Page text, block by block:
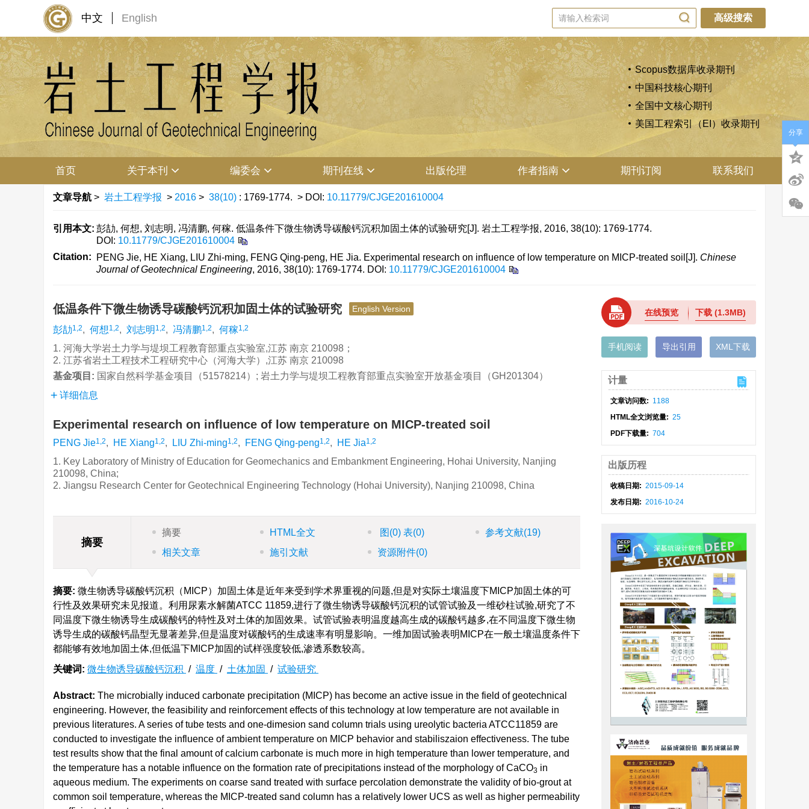
中文 English 高级搜索
Scopus数据库收录期刊
中国科技核心期刊
全国中文核心期刊
美国工程索引（EI）收录期刊
首页 关于本刊 编委会 期刊在线 出版伦理 作者指南 期刊订阅 联系我们
文章导航 > 岩土工程学报 > 2016 > 38(10) : 1769-1774. > DOI: 10.11779/CJGE201610004
引用本文: 彭劼, 何想, 刘志明, 冯清鹏, 何稼. 低温条件下微生物诱导碳酸钙沉积加固土体的试验研究[J]. 岩土工程学报, 2016, 38(10): 1769-1774.
DOI: 10.11779/CJGE201610004
Citation:
PENG Jie, HE Xiang, LIU Zhi-ming, FENG Qing-peng, HE Jia. Experimental research on influence of low temperature on MICP-treated soil[J]. Chinese
Journal of Geotechnical Engineering, 2016, 38(10): 1769-1774. DOI: 10.11779/CJGE201610004
低温条件下微生物诱导碳酸钙沉积加固土体的试验研究 English Version
彭劼1,2, 何想1,2, 刘志明 1,2, 冯清鹏1,2, 何稼1,2
1. 河海大学岩土力学与堤坝工程教育部重点实验室,江苏 南京 210098；
2. 江苏省岩土工程技术工程研究中心（河海大学）,江苏 南京 210098
基金项目: 国家自然科学基金项目（51578214）; 岩土力学与堤坝工程教育部重点实验室开放基金项目（GH201304）
详细信息
Experimental research on influence of low temperature on MICP-treated soil
PENG Jie1,2, HE Xiang1,2, LIU Zhi-ming1,2, FENG Qing-peng1,2, HE Jia1,2
1. Key Laboratory of Ministry of Education for Geomechanics and Embankment Engineering, Hohai University, Nanjing
210098, China;
2. Jiangsu Research Center for Geotechnical Engineering Technology (Hohai University), Nanjing 210098, China
摘要
摘要 HTML全文 图 (0) 表(0) 参考文献(19)
相关文章
施引文献 资源附件(0)
摘要: 微生物诱导碳酸钙沉积（MICP）加固土体是近年来受到学术界重视的问题,但是对实际土壤温度下MICP加固土体的可
行性及效果研究未见报道。利用尿素水解菌ATCC 11859,进行了微生物诱导碳酸钙沉积的试管试验及一维砂柱试验,研究了不
同温度下微生物诱导生成碳酸钙的特性及对土体的加固效果。试管试验表明温度越高生成的碳酸钙越多,在不同温度下微生物
诱导生成的碳酸钙晶型无显著差异,但是温度对碳酸钙的生成速率有明显影响。一维加固试验表明MICP在一般土壤温度条件下
都能够有效地加固土体,但低温下MICP加固的试样强度较低,渗透系数较高。
关键词: 微生物诱导碳酸钙沉积 / 温度 / 土体加固 / 试验研究
Abstract: The microbially induced carbonate precipitation (MICP) has become an active issue in the field of geotechnical
engineering. However, the feasibility and reinforcement effects of this technology at low temperature are not available in
previous literatures. A series of tube tests and one-dimesion sand column trials using ureolytic bacteria ATCC11859 are
conducted to investigate the influence of ambient temperature on MICP behavior and stabiliszaion effectiveness. The tube
test results show that the final amount of calcium carbonate is much more in high temperature than lower temperature, and
the temperature has a notable influence on the formation rate of precipitations instead of the morphology of CaCO3 in
aqueous medium. The experiments on coarse sand treated with surface percolation demonstrate the validity of bio-grout at
common soil temperature, whereas the MICP-treated sand column has a relatively lower UCS as well as higher permeability
在线预览 下载(1.3MB)
手机阅读 导出引用 XML下载
计量
文章访问数: 1188
HTML全文浏览量: 25
PDF下载量: 704
出版历程
收稿日期: 2015-09-14
发布日期: 2016-10-24
分享